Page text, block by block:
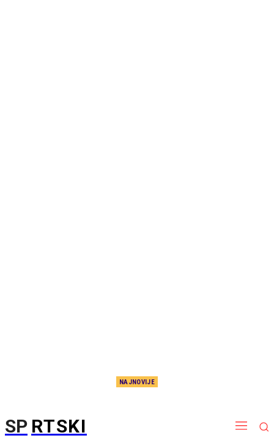
NAJNOVIJE
SP RTSKI